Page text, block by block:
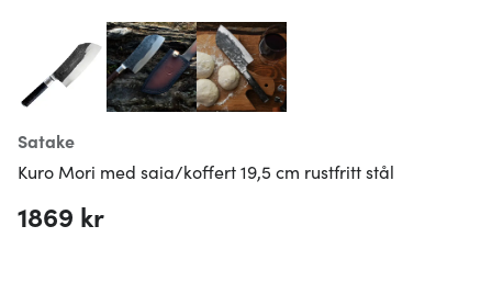
Satake
Kuro Mori med saia/koffert 19,5 cm rustfritt stål
1869 kr